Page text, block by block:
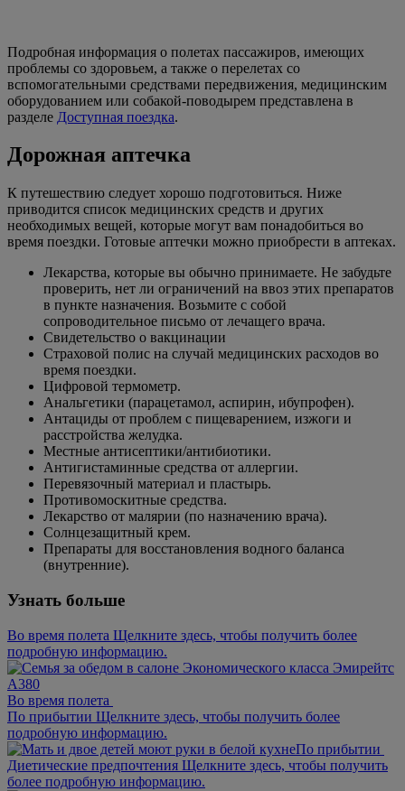
Подробная информация о полетах пассажиров, имеющих
проблемы со здоровьем, а также о перелетах со
вспомогательными средствами передвижения, медицинским
оборудованием или собакой-поводырем представлена в
разделе Доступная поездка.
Дорожная аптечка
К путешествию следует хорошо подготовиться. Ниже
приводится список медицинских средств и других
необходимых вещей, которые могут вам понадобиться во
время поездки. Готовые аптечки можно приобрести в аптеках.
Лекарства, которые вы обычно принимаете. Не забудьте
проверить, нет ли ограничений на ввоз этих препаратов
в пункте назначения. Возьмите с собой
сопроводительное письмо от лечащего врача.
Свидетельство о вакцинации
Страховой полис на случай медицинских расходов во
время поездки.
Цифровой термометр.
Анальгетики (парацетамол, аспирин, ибупрофен).
Антациды от проблем с пищеварением, изжоги и
расстройства желудка.
Местные антисептики/антибиотики.
Антигистаминные средства от аллергии.
Перевязочный материал и пластырь.
Противомоскитные средства.
Лекарство от малярии (по назначению врача).
Солнцезащитный крем.
Препараты для восстановления водного баланса
(внутренние).
Узнать больше
Во время полета Щелкните здесь, чтобы получить более
подробную информацию.
Во время полета
По прибытии Щелкните здесь, чтобы получить более
подробную информацию.
По прибытии
Диетические предпочтения Щелкните здесь, чтобы получить
более подробную информацию.